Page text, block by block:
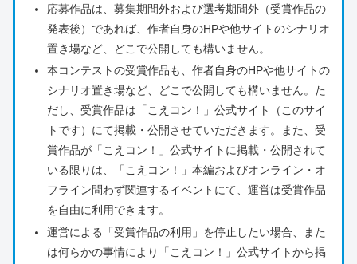
応募作品は、募集期間外および選考期間外（受賞作品の
発表後）であれば、作者自身のHPや他サイトのシナリオ
置き場など、どこで公開しても構いません。
本コンテストの受賞作品も、作者自身のHPや他サイトの
シナリオ置き場など、どこで公開しても構いません。た
だし、受賞作品は「こえコン！」公式サイト（このサイ
トです）にて掲載・公開させていただきます。また、受
賞作品が「こえコン！」公式サイトに掲載・公開されて
いる限りは、「こえコン！」本編およびオンライン・オ
フライン問わず関連するイベントにて、運営は受賞作品
を自由に利用できます。
運営による「受賞作品の利用」を停止したい場合、また
は何らかの事情により「こえコン！」公式サイトから掲